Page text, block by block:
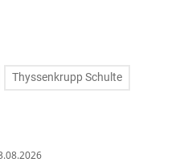
Thyssenkrupp Schulte